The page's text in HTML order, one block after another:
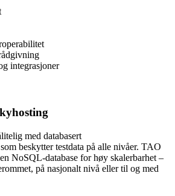
integrasjoner
med databasert
beskytter testdata på alle nivåer. TAO
NoSQL-database for høy skalerbarhet –
på nasjonalt nivå eller til og med